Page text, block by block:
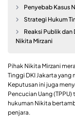
Penyebab Kasus
Strategi Hukum
Reaksi Publik dan
Nikita Mirzani
Pihak Nikita Mirzani
Tinggi DKI Jakarta
Keputusan ini juga
Pencucian Uang
hukuman Nikita
penjara.